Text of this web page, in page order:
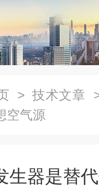
> 技术文章
空气源
生器是替